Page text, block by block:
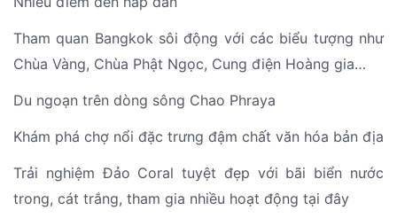
Tham quan Bangkok sôi động với các biểu tượng như
Chùa Vàng, Chùa Phật Ngọc, Cung điện Hoàng gia…
Du ngoạn trên dòng sông Chao Phraya
Khám phá chợ nổi đặc trưng đậm chất văn hóa bản địa
Trải nghiệm Đảo Coral tuyệt đẹp với bãi biển nước
trong, cát trắng, tham gia nhiều hoạt động tại đây